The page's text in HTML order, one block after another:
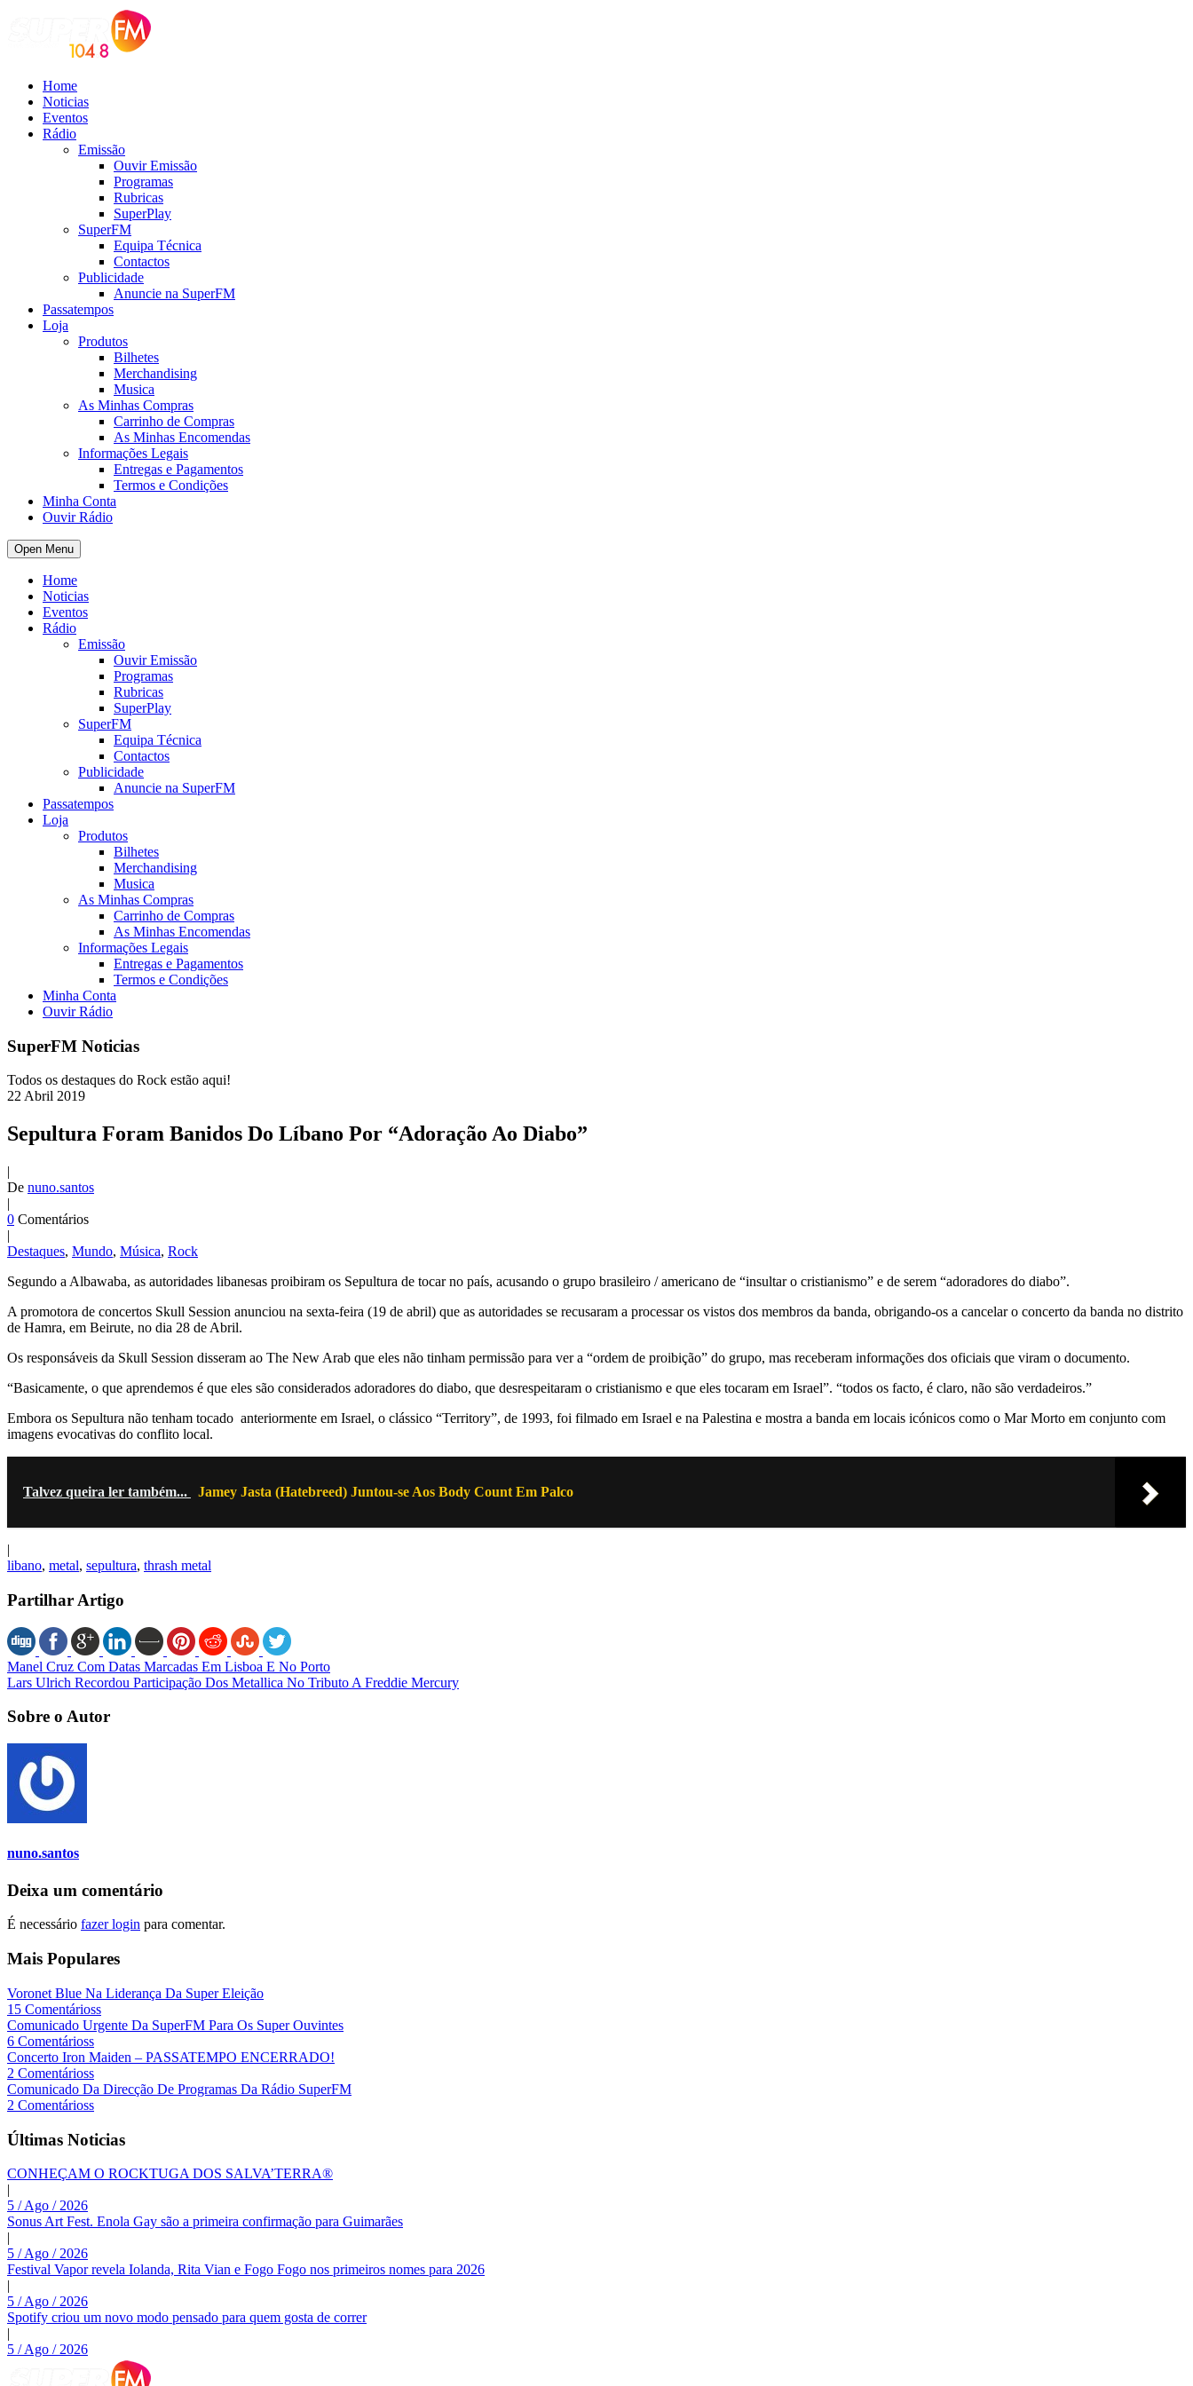
Home
Noticias
Eventos
Rádio
Emissão
Ouvir Emissão
Programas
Rubricas
SuperPlay
SuperFM
Equipa Técnica
Contactos
Publicidade
Anuncie na SuperFM
Passatempos
Loja
Produtos
Bilhetes
Merchandising
Musica
As Minhas Compras
Carrinho de Compras
As Minhas Encomendas
Informações Legais
Entregas e Pagamentos
Termos e Condições
Minha Conta
Ouvir Rádio
Open Menu
Home
Noticias
Eventos
Rádio
Emissão
Ouvir Emissão
Programas
Rubricas
SuperPlay
SuperFM
Equipa Técnica
Contactos
Publicidade
Anuncie na SuperFM
Passatempos
Loja
Produtos
Bilhetes
Merchandising
Musica
As Minhas Compras
Carrinho de Compras
As Minhas Encomendas
Informações Legais
Entregas e Pagamentos
Termos e Condições
Minha Conta
Ouvir Rádio
SuperFM Noticias
Todos os destaques do Rock estão aqui!
22Abril 2019
Sepultura Foram Banidos Do Líbano Por “Adoração Ao Diabo”
|
De nuno.santos
|
0 Comentários
|
Destaques, Mundo, Música, Rock
Segundo a Albawaba, as autoridades libanesas proibiram os Sepultura de tocar no país, acusando o grupo brasileiro / americano de “insultar o cristianismo” e de serem “adoradores do diabo”.
A promotora de concertos Skull Session anunciou na sexta-feira (19 de abril) que as autoridades se recusaram a processar os vistos dos membros da banda, obrigando-os a cancelar o concerto da banda no distrito
de Hamra, em Beirute, no dia 28 de Abril.
Os responsáveis da Skull Session disseram ao The New Arab que eles não tinham permissão para ver a “ordem de proibição” do grupo, mas receberam informações dos oficiais que viram o documento.
“Basicamente, o que aprendemos é que eles são considerados adoradores do diabo, que desrespeitaram o cristianismo e que eles tocaram em Israel”. “todos os facto, é claro, não são verdadeiros.”
Embora os Sepultura não tenham tocado anteriormente em Israel, o clássico “Territory”, de 1993, foi filmado em Israel e na Palestina e mostra a banda em locais icónicos como o Mar Morto em conjunto com
imagens evocativas do conflito local.
Talvez queira ler também... Jamey Jasta (Hatebreed) Juntou-se Aos Body Count Em Palco
|
libano, metal, sepultura, thrash metal
Partilhar Artigo
Manel Cruz Com Datas Marcadas Em Lisboa E No Porto
Lars Ulrich Recordou Participação Dos Metallica No Tributo A Freddie Mercury
Sobre o Autor
nuno.santos
Deixa um comentário
É necessário fazer login para comentar.
Mais Populares
Voronet Blue Na Liderança Da Super Eleição
15 Comentárioss
Comunicado Urgente Da SuperFM Para Os Super Ouvintes
6 Comentárioss
Concerto Iron Maiden – PASSATEMPO ENCERRADO!
2 Comentárioss
Comunicado Da Direcção De Programas Da Rádio SuperFM
2 Comentárioss
Últimas Noticias
CONHEÇAM O ROCKTUGA DOS SALVA’TERRA®
|
5 / Ago / 2026
Sonus Art Fest. Enola Gay são a primeira confirmação para Guimarães
|
5 / Ago / 2026
Festival Vapor revela Iolanda, Rita Vian e Fogo Fogo nos primeiros nomes para 2026
|
5 / Ago / 2026
Spotify criou um novo modo pensado para quem gosta de correr
|
5 / Ago / 2026